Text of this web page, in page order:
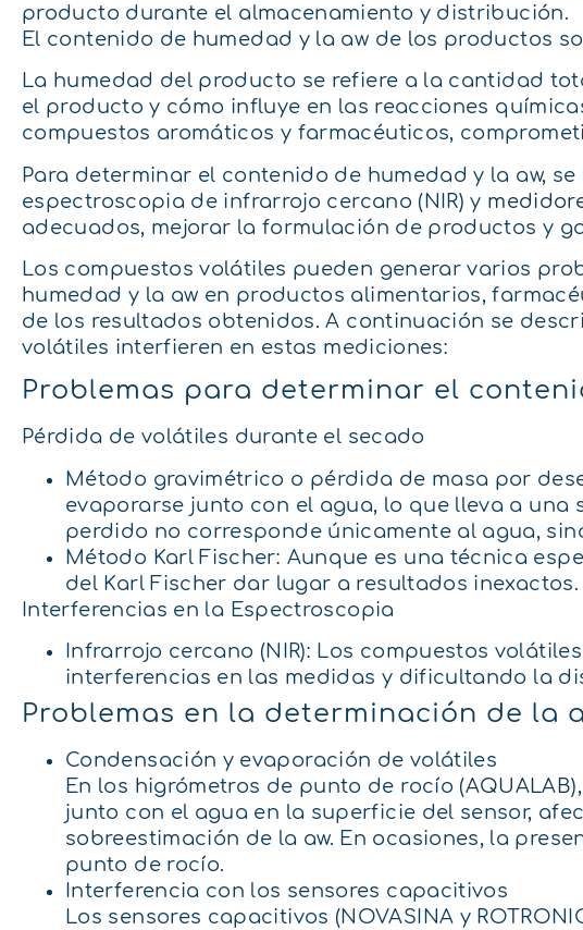
producto durante el almacenamiento y distribución.
El contenido de humedad y la aw de los productos
La humedad del producto se refiere a la cantidad
el producto y cómo influye en las reacciones
compuestos aromáticos y farmacéuticos,
Para determinar el contenido de humedad y la aw,
espectroscopia de infrarrojo cercano (NIR) y
adecuados, mejorar la formulación de productos y
Los compuestos volátiles pueden generar varios
humedad y la aw en productos alimentarios,
de los resultados obtenidos. A continuación se
volátiles interfieren en estas mediciones:
Problemas para determinar el
Pérdida de volátiles durante el secado
Método gravimétrico o pérdida de masa por
evaporarse junto con el agua, lo que lleva a
perdido no corresponde únicamente al agua,
Método Karl Fischer: Aunque es una técnica
del Karl Fischer dar lugar a resultados inexactos.
Interferencias en la Espectroscopia
Infrarrojo cercano (NIR): Los compuestos
interferencias en las medidas y dificultando la
Problemas en la determinación de la
Condensación y evaporación de volátiles
En los higrómetros de punto de rocío (AQUALAB
junto con el agua en la superficie del sensor,
sobreestimación de la aw. En ocasiones, la
punto de rocío.
Interferencia con los sensores capacitivos
Los sensores capacitivos (NOVASINA y